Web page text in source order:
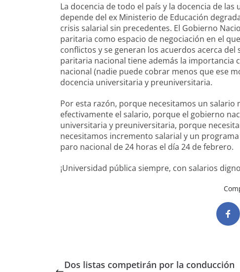
La docencia de todo el país y la docencia de
depende del ex Ministerio de Educación
crisis salarial sin precedentes. El Gobierno
paritaria como espacio de negociación en el
conflictos y se generan los acuerdos acerca
paritaria nacional tiene además la importancia
nacional (nadie puede cobrar menos que ese
docencia universitaria y preuniversitaria.
Por esta razón, porque necesitamos un
efectivamente el salario, porque el gobierno
universitaria y preuniversitaria, porque
necesitamos incremento salarial y un
paro nacional de 24 horas el día 24 de febrero.
¡Universidad pública siempre, con salarios
Dos listas competirán por la conducción